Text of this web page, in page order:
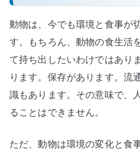
動物は、今でも環境と食事が
す。もちろん、動物の食生活
て持ち出したいわけではあり
ります。保存があります。流
識もあります。その意味で、
ることはできません。
ただ、動物は環境の変化と食